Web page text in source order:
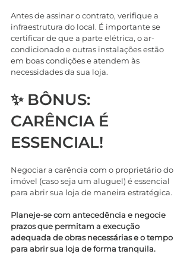
Antes de assinar o contrato, verifique a
infraestrutura do local. É importante se
certificar de que a parte elétrica, o ar-
condicionado e outras instalações estão
em boas condições e atendem às
necessidades da sua loja.
✨ BÔNUS:
CARÊNCIA É
ESSENCIAL!
Negociar a carência com o proprietário do
imóvel (caso seja um aluguel) é essencial
para abrir sua loja de maneira estratégica.
Planeje-se com antecedência e negocie
prazos que permitam a execução
adequada de obras necessárias e o tempo
para abrir sua loja de forma tranquila.